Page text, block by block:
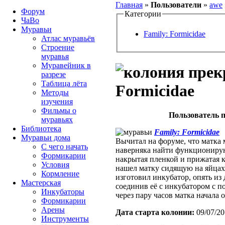
Главная » Пользователи » awe
Категории
Family: Formicidae
Formicidae
Пользователь
Family: Formicidae
Вычитал на форуме, что матка
наверняка найти
накрытая пленкой и прижатая
нашел матку сидящую на
изготовил инкубатор, опять
соединив её с инкубатором с
через пару часов матка начала
Дата старта кoлонии: 09/07/
Форум
ЧаВо
Муравьи
Атлас муравьёв
Строение
муравья
Муравейник в
разрезе
Таблица лёта
Методы
изучения
Фильмы о
муравьях
Библиотека
Муравьи дома
С чего начать
Формикарии
Условия
Кормление
Мастерская
Инкубаторы
Формикарии
Арены
Инструменты